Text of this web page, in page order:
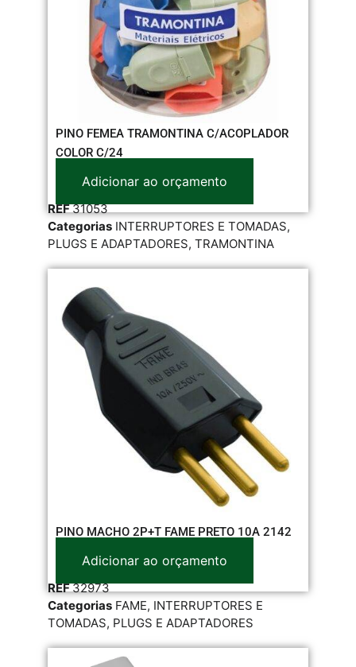
PINO FEMEA TRAMONTINA C/ACOPLADOR
COLOR C/24
Adicionar ao orçamento
REF31053
Categorias INTERRUPTORES E TOMADAS,
PLUGS E ADAPTADORES, TRAMONTINA
PINO MACHO 2P+T FAME PRETO 10A 2142
Adicionar ao orçamento
REF32973
Categorias FAME, INTERRUPTORES E
TOMADAS, PLUGS E ADAPTADORES